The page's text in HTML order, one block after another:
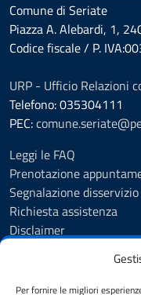
Per fornire le migliori
Comune di Seriate
Piazza A. Alebardi, 1,
Codice fiscale / P.
URP - Ufficio Relazioni
Telefono: 035304111
PEC:
Leggi le FAQ
Prenotazione
Segnalazione disservizio
Richiesta assistenza
Disclaimer
Cookie Policy